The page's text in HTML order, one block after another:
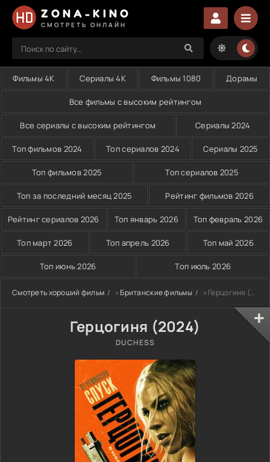
ZONA-KINO
СМОТРЕТЬ ОНЛАЙН
Фильмы 4K Сериалы 4K Фильмы 1080 Дорамы
Все фильмы с высоким рейтингом
Все сериалы с высоким рейтингом Сериалы 2024
Топ фильмов 2024 Топ сериалов 2024 Сериалы 2025
Топ фильмов 2025 Топ сериалов 2025
Топ за последний месяц 2025 Рейтинг фильмов 2026
Рейтинг сериалов 2026 Топ январь 2026 Топ февраль 2026
Топ март 2026 Топ апрель 2026 Топ май 2026
Топ июнь 2026 Топ июль 2026
Смотреть хороший фильм »Британские фильмы » Герцогиня (2024)
Герцогиня (2024)
DUCHESS